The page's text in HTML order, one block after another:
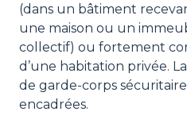
(dans un bâtiment
une maison ou un
collectif) ou fortement
d’une habitation privée.
de garde-corps
encadrées.